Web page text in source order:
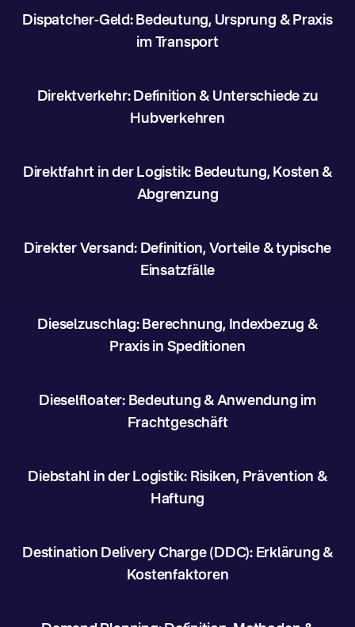
Dispatcher-Geld: Bedeutung, Ursprung & Praxis
im Transport
Direktverkehr: Definition & Unterschiede zu
Hubverkehren
Direktfahrt in der Logistik: Bedeutung, Kosten &
Abgrenzung
Direkter Versand: Definition, Vorteile & typische
Einsatzfälle
Dieselzuschlag: Berechnung, Indexbezug &
Praxis in Speditionen
Dieselfloater: Bedeutung & Anwendung im
Frachtgeschäft
Diebstahl in der Logistik: Risiken, Prävention &
Haftung
Destination Delivery Charge (DDC): Erklärung &
Kostenfaktoren